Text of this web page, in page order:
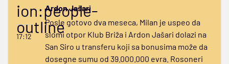
ion:people-
outline
17:12
Ardon Jašari
Posle gotovo dva meseca, Milan je uspeo da
slomi otpor Klub Briža i Ardon Jašari dolazi na
San Siro u transferu koji sa bonusima može da
dosegne sumu od 39.000.000 evra. Rosoneri